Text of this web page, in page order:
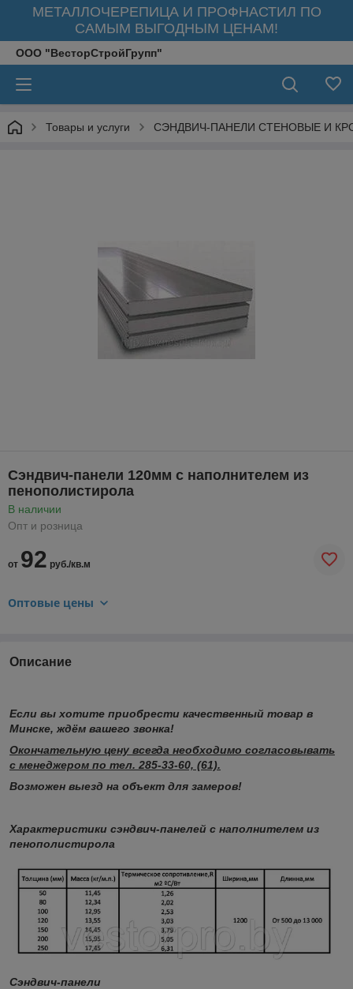
МЕТАЛЛОЧЕРЕПИЦА И ПРОФНАСТИЛ ПО
САМЫМ ВЫГОДНЫМ ЦЕНАМ!
ООО "ВесторСтройГрупп"
Товары и услуги СЭНДВИЧ-ПАНЕЛИ СТЕНОВЫЕ И
Сэндвич-панели 120мм с наполнителем из
пенополистирола
В наличии
Опт и розница
от 92 руб./кв.м
Оптовые цены
Описание
Если вы хотите приобрести качественный товар в
Минске, ждём вашего звонка!
Окончательную цену всегда необходимо согласовывать
с менеджером по тел. 285-33-60, (61).
Возможен выезд на объект для замеров!
Характеристики сэндвич-панелей с наполнителем из
пенополистирола
Сэндвич-панели